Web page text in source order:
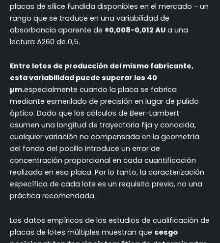
placas de sílice fundida disponibles en el mercado - un
rango que se traduce en una variabilidad de
absorbancia aparente de ±0,008-0,012 AU a una
lectura A260 de 0,5.
Entre lotes de producción del mismo fabricante,
esta variabilidad puede superar los 40
µm.especialmente cuando la placa se fabrica
mediante esmerilado de precisión en lugar de pulido
óptico. Dado que los cálculos de Beer-Lambert
asumen una longitud de trayectoria fija y conocida,
cualquier variación no compensada en la geometría
del fondo del pocillo introduce un error de
concentración proporcional en cada cuantificación
realizada en esa placa. Por lo tanto, la caracterización
específica de cada lote es un requisito previo, no una
práctica recomendada.
Los datos empíricos de los estudios de cualificación de
placas de lotes múltiples muestran que sesgo